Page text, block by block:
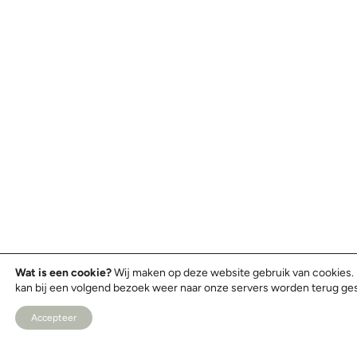
Wat is een cookie?Wij maken op deze website gebruik van
kan bij een volgend bezoek weer naar onze servers worden terug
Accepteer